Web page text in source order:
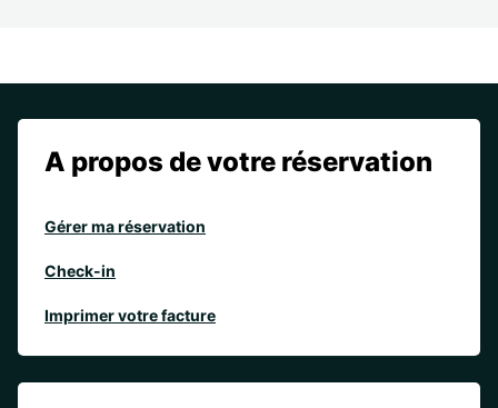
A propos de votre réservation
Gérer ma réservation
Check-in
Imprimer votre facture